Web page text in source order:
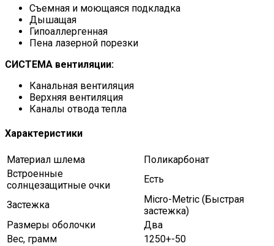
Съемная и моющаяся подкладка
Дышащая
Гипоаллергенная
Пена лазерной порезки
СИСТЕМА вентиляции:
Канальная вентиляция
Верхняя вентиляция
Каналы отвода тепла
Характеристики
Материал шлема
Поликарбонат
Встроенные
солнцезащитные очки
Есть
Застежка
Micro-Metric (Быстрая
застежка)
Размеры оболочки
Два
Вес, грамм
1250+-50